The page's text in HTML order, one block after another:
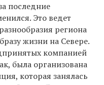
последние
Это ведет
региона
жизни на Севере.
компанией
была организована
которая занялась